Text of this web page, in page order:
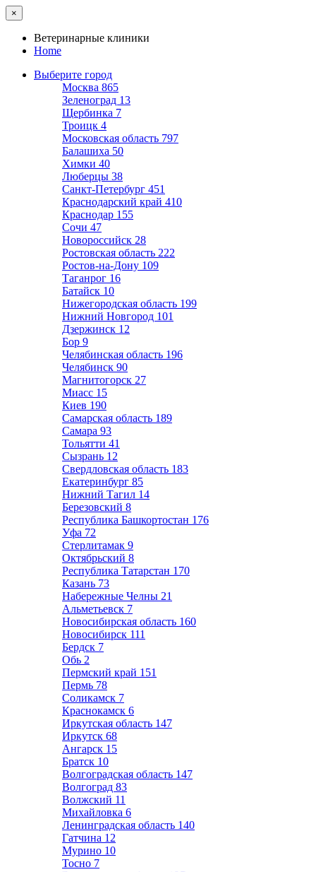
×
Ветеринарные клиники
Home
Выберите город
Москва 865
Зеленоград 13
Щербинка 7
Троицк 4
Московская область 797
Балашиха 50
Химки 40
Люберцы 38
Санкт-Петербург 451
Краснодарский край 410
Краснодар 155
Сочи 47
Новороссийск 28
Ростовская область 222
Ростов-на-Дону 109
Таганрог 16
Батайск 10
Нижегородская область 199
Нижний Новгород 101
Дзержинск 12
Бор 9
Челябинская область 196
Челябинск 90
Магнитогорск 27
Миасс 15
Киев 190
Самарская область 189
Самара 93
Тольятти 41
Сызрань 12
Свердловская область 183
Екатеринбург 85
Нижний Тагил 14
Березовский 8
Республика Башкортостан 176
Уфа 72
Стерлитамак 9
Октябрьский 8
Республика Татарстан 170
Казань 73
Набережные Челны 21
Альметьевск 7
Новосибирская область 160
Новосибирск 111
Бердск 7
Обь 2
Пермский край 151
Пермь 78
Соликамск 7
Краснокамск 6
Иркутская область 147
Иркутск 68
Ангарск 15
Братск 10
Волгоградская область 147
Волгоград 83
Волжский 11
Михайловка 6
Ленинградская область 140
Гатчина 12
Мурино 10
Тосно 7